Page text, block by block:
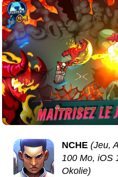
NCHE (Jeu,
100 Mo, iOS
Okolie)